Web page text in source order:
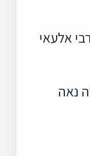
אלעאי
נאה